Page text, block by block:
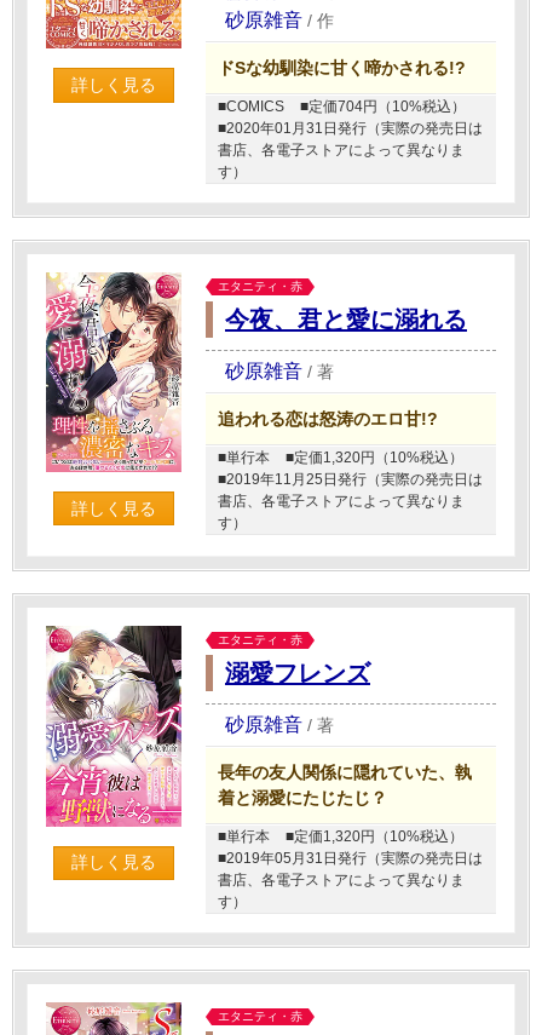
詳しく見る
砂原雑音 / 作
ドSな幼馴染に甘く啼かされる!?
■COMICS
■定価704円（10%税込）
■2020年01月31日発行（実際の発売日は
書店、各電子ストアによって異なりま
す）
詳しく見る
エタニティ・赤
今夜、君と愛に溺れる
砂原雑音 / 著
追われる恋は怒涛のエロ甘!?
■単行本
■定価1,320円（10%税込）
■2019年11月25日発行（実際の発売日は
書店、各電子ストアによって異なりま
す）
詳しく見る
エタニティ・赤
溺愛フレンズ
砂原雑音 / 著
長年の友人関係に隠れていた、執
着と溺愛にたじたじ？
■単行本
■定価1,320円（10%税込）
■2019年05月31日発行（実際の発売日は
書店、各電子ストアによって異なりま
す）
エタニティ・赤